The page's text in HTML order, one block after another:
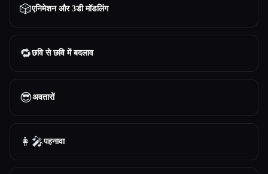
🎲एनिमेशन और 3डी मॉडलिंग
🔁छवि से छवि में बदलाव
😎अवतारों
👩‍🎤पहनावा